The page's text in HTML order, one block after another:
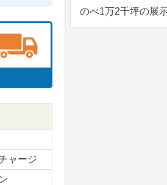
ャージ
のべ1万2千坪の展